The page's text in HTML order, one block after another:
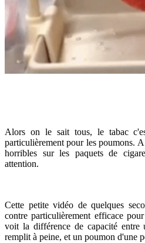
Alors on le sait tous, le tabac
particulièrement pour les poumons.
horribles sur les paquets de
attention.
Cette petite vidéo de quelques
contre particulièrement efficace
voit la différence de capacité
remplit à peine, et un poumon d'une